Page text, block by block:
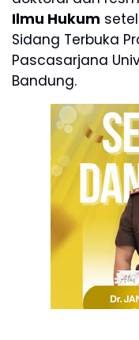
Ilmu Hukum
Sidang Terbuka
Pascasarjana
Bandung.